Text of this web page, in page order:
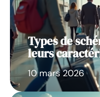
Types de
leurs
10 mars 2026